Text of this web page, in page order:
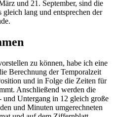
und 21. September, sind die
gleich lang und entsprechen der
zu können, habe ich eine
Berechnung der Temporalzeit
und in Folge die Zeiten für
Anschließend werden die
Untergang in 12 gleich große
und Minuten umgerechneten